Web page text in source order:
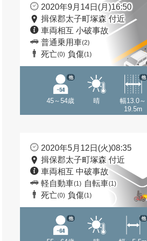
2020年9月14日(月)16:50
揖保郡太子町塚森 付近
車両相互 小破事故
普通乗用車(2)
死亡(0) 負傷(1)
45～54歳
他
晴
幅13.0～
19.5m
他
2020年5月12日(火)08:35
揖保郡太子町塚森 付近
車両相互 中破事故
軽自動車(1) 自転車(1)
死亡(0) 負傷(1)
他 他